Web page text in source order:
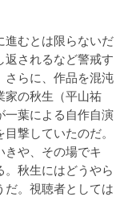
むとは限らないだ
返されるなど警戒す
さらに、作品を混沌
家の秋生（平山祐
一葉による自作自演
撃していたのだ。
きや、その場でキ
。秋生にはどうやら
だ。視聴者としては